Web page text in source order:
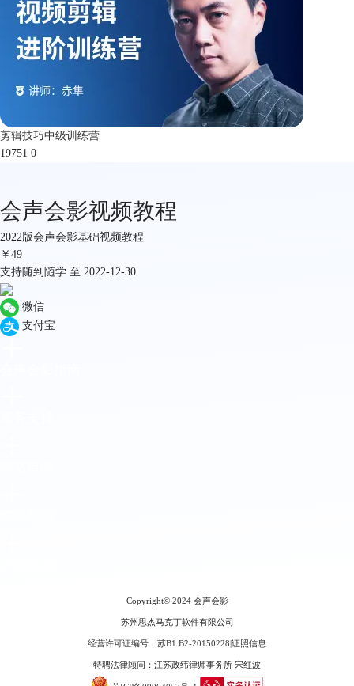
剪辑技巧中级训练营
19751 0
会声会影视频教程
2022版会声会影基础视频教程
￥ 49
支持随到随学 至 2022-12-30
微信
支付宝
Copyright© 2024 会声会影
苏州思杰马克丁软件有限公司
经营许可证编号：苏B1.B2-20150228 证照信息
特聘法律顾问：江苏政纬律师事务所 宋红波